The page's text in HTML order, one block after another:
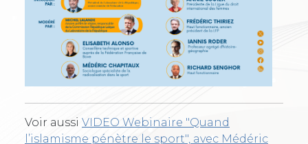
Voir aussi VIDEO Webinaire "Quand
l’islamisme pénètre le sport", avec Médéric